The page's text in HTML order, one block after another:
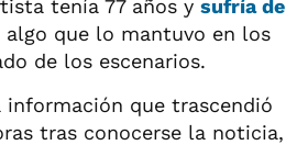
tenía 77 años y sufría de
algo que lo mantuvo en los
de los escenarios.
información que trascendió
tras conocerse la noticia,